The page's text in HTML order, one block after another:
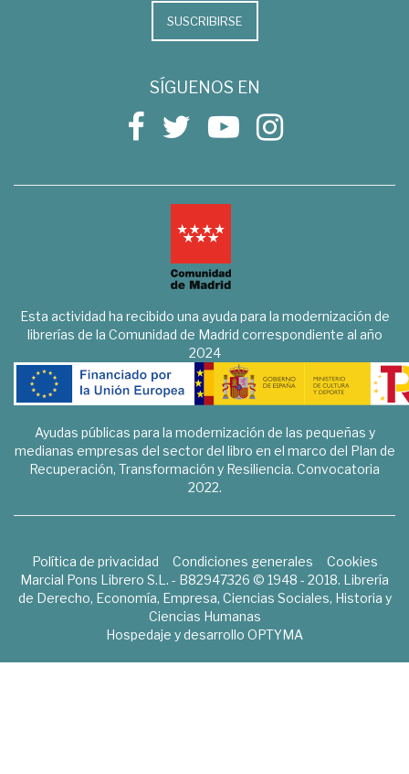
SUSCRIBIRSE
SÍGUENOS EN
Esta actividad ha recibido una ayuda para la modernización de
librerías de la Comunidad de Madrid correspondiente al año
2024
Ayudas públicas para la modernización de las pequeñas y
medianas empresas del sector del libro en el marco del Plan de
Recuperación, Transformación y Resiliencia. Convocatoria
2022.
Política de privacidad Condiciones generales
Cookies
Marcial Pons Librero S.L. - B82947326 © 1948 - 2018. Librería
de Derecho, Economía, Empresa, Ciencias Sociales, Historia y
Ciencias Humanas
Hospedaje y desarrollo OPTYMA